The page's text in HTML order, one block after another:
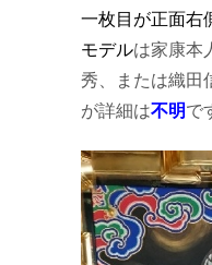
一枚目が正面右
モデルは家康本
秀、または織田
が詳細は不明で